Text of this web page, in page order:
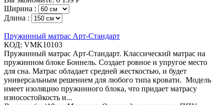
Ширина :
Длина :
Пружинный матрас Арт-Стандарт
КОД: VMK10103
Пружинный матрас Арт-Стандарт. Классический матрас на
пружинном блоке Боннель. Создает ровное и упругое место
для сна. Матрас обладает средней жесткостью, и будет
универсальным решением для любого типа кровати. Модель
имеет изоляцию пружинного блока, что придает матрасу
износостойкость и...